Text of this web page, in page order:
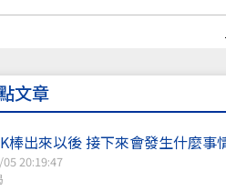
文章
棒出來以後 接下來會發生什麼事
20:19:47